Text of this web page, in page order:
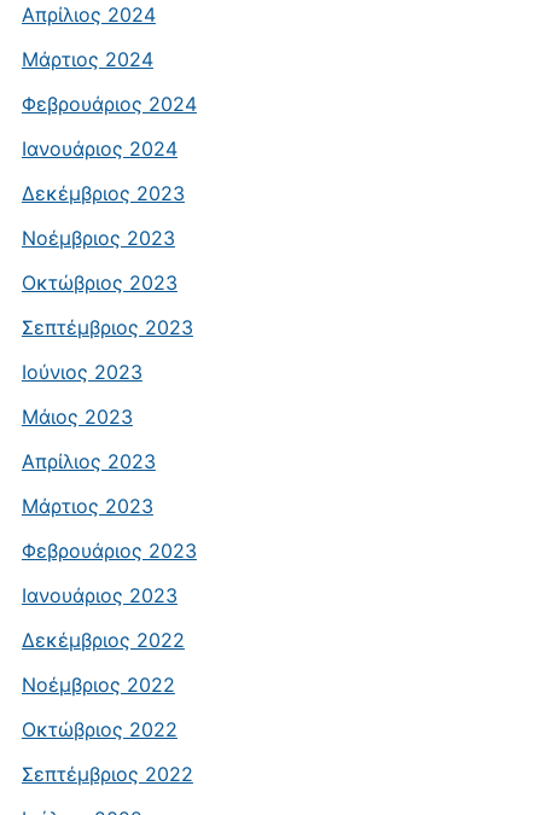
Απρίλιος 2024
Μάρτιος 2024
Φεβρουάριος 2024
Ιανουάριος 2024
Δεκέμβριος 2023
Νοέμβριος 2023
Οκτώβριος 2023
Σεπτέμβριος 2023
Ιούνιος 2023
Μάιος 2023
Απρίλιος 2023
Μάρτιος 2023
Φεβρουάριος 2023
Ιανουάριος 2023
Δεκέμβριος 2022
Νοέμβριος 2022
Οκτώβριος 2022
Σεπτέμβριος 2022